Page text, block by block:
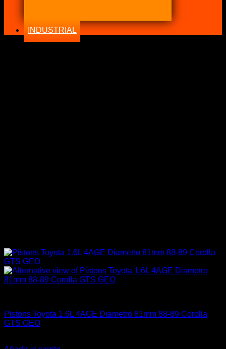
INDUSTRIAL
Pistons Toyota 1.6L 4AGE Diametro 81mm 88-89 Corolla
GTS GEO